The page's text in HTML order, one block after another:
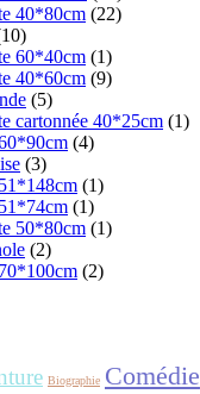
40*80cm (22)
60*40cm (1)
40*60cm (9)
(5)
cartonnée 40*25cm (1)
(4)
(3)
(1)
(1)
50*80cm (1)
(2)
(2)
Biographie Comédie